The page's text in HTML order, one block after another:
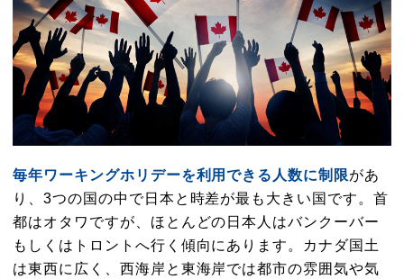
毎年ワーキングホリデーを利用できる人数に制限があ
り、3つの国の中で日本と時差が最も大きい国です。首
都はオタワですが、ほとんどの日本人はバンクーバー
もしくはトロントへ行く傾向にあります。カナダ国土
は東西に広く、西海岸と東海岸では都市の雰囲気や気